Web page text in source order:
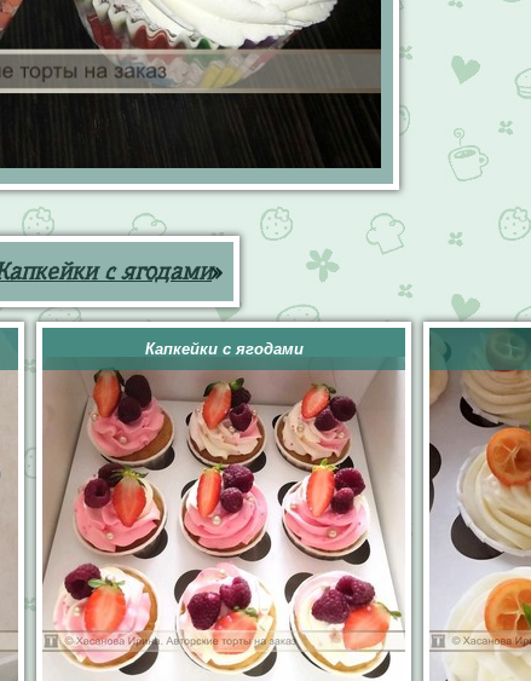
с ягодами»
Капкейки с ягодами